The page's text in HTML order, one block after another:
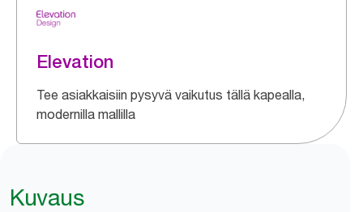
Elevation
Tee asiakkaisiin pysyvä vaikutus tällä kapealla,
modernilla mallilla
Kuvaus